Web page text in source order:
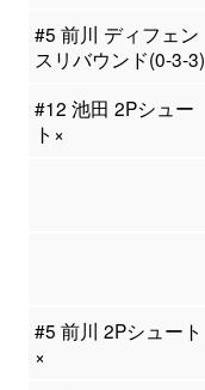
#5 前川 ディフェン
スリバウンド(0-3-3)
#12 池田 2Pシュー
ト×
#5 前川 2Pシュート
×